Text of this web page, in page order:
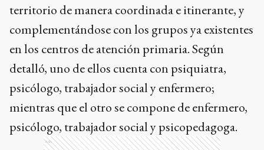
territorio de manera coordinada e itinerante, y
complementándose con los grupos ya existentes
en los centros de atención primaria. Según
detalló, uno de ellos cuenta con psiquiatra,
psicólogo, trabajador social y enfermero;
mientras que el otro se compone de enfermero,
psicólogo, trabajador social y psicopedagoga.
Ads